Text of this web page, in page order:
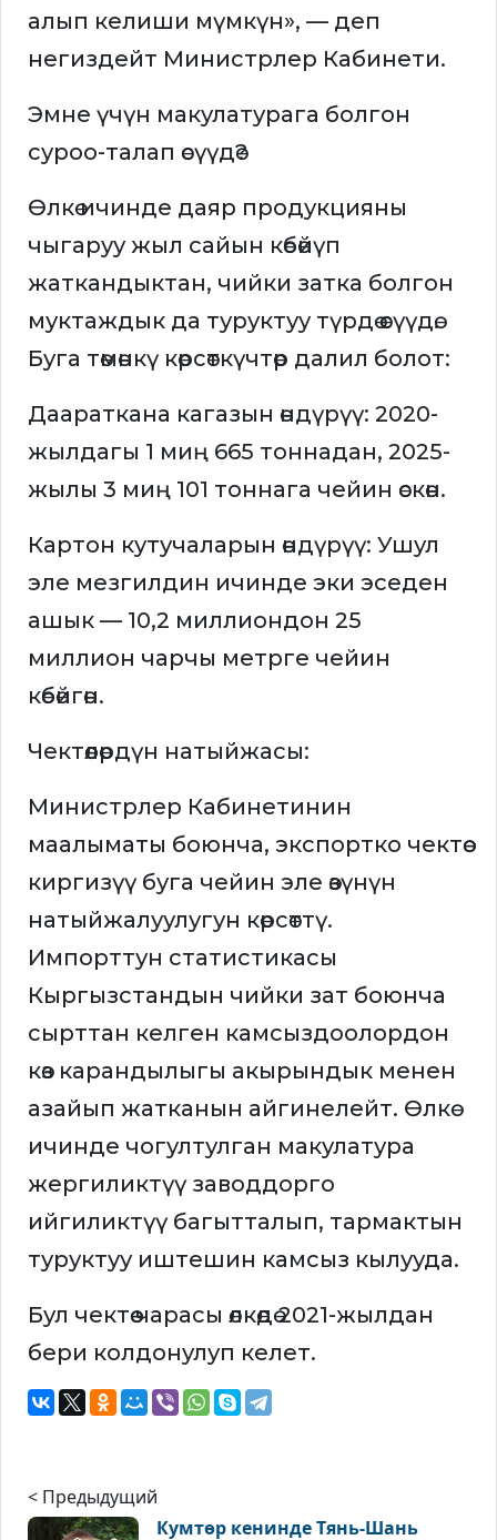
алып келиши мүмкүн», — деп
негиздейт Министрлер Кабинети.
Эмне үчүн макулатурага болгон
суроо-талап өсүүдө?
Өлкө ичинде даяр продукцияны
чыгаруу жыл сайын көбөйүп
жаткандыктан, чийки затка болгон
муктаждык да туруктуу түрдө өсүүдө.
Буга төмөнкү көрсөткүчтөр далил болот:
Даараткана кагазын өндүрүү: 2020-
жылдагы 1 миң 665 тоннадан, 2025-
жылы 3 миң 101 тоннага чейин өскөн.
Картон кутучаларын өндүрүү: Ушул
эле мезгилдин ичинде эки эседен
ашык — 10,2 миллиондон 25
миллион чарчы метрге чейин
көбөйгөн.
Чектөөлөрдүн натыйжасы:
Министрлер Кабинетинин
маалыматы боюнча, экспортко чектөө
киргизүү буга чейин эле өзүнүн
натыйжалуулугун көрсөттү.
Импорттун статистикасы
Кыргызстандын чийки зат боюнча
сырттан келген камсыздоолордон
көз карандылыгы акырындык менен
азайып жатканын айгинелейт. Өлкө
ичинде чогултулган макулатура
жергиликтүү заводдорго
ийгиликтүү багытталып, тармактын
туруктуу иштешин камсыз кылууда.
Бул чектөө чарасы өлкөдө 2021-жылдан
бери колдонулуп келет.
< Предыдущий
Кумтөр кенинде Тянь-Шань